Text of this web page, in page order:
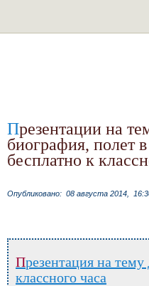
Презентации на тему Юрий Гагарин -
биография, полет
бесплатно к
Опубликовано: 08 августа 2014,
Презентация на тему День космонавтики для
классного часа